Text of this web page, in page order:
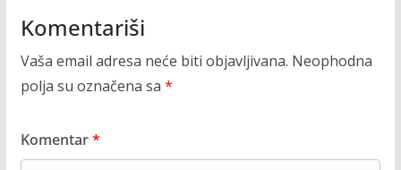
Komentariši
Vaša email adresa neće biti objavljivana. Neophodna
polja su označena sa *
Komentar*